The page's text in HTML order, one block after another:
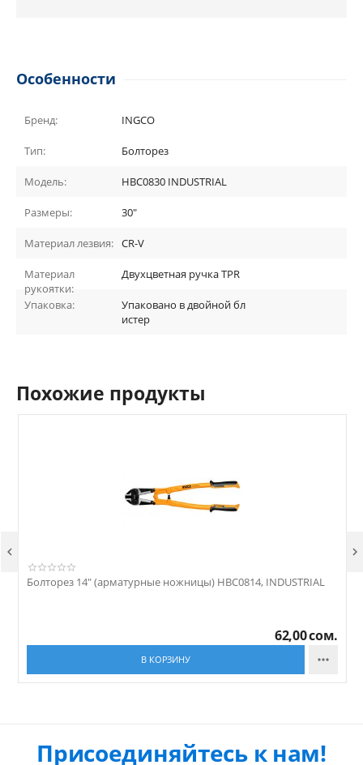
Особенности
Бренд: INGCO
Тип: Болторез
Модель: HBC0830 INDUSTRIAL
Размеры: 30"
Материал лезвия: CR-V
Материал
рукоятки:
Двухцветная ручка TPR
Упаковка:
Упаковано в двойной бл
истер
Похожие продукты
Болторез 14" (арматурные ножницы) HBC0814, INDUSTRIAL
62,00сом.
В КОРЗИНУ 
 
Присоединяйтесь к нам!